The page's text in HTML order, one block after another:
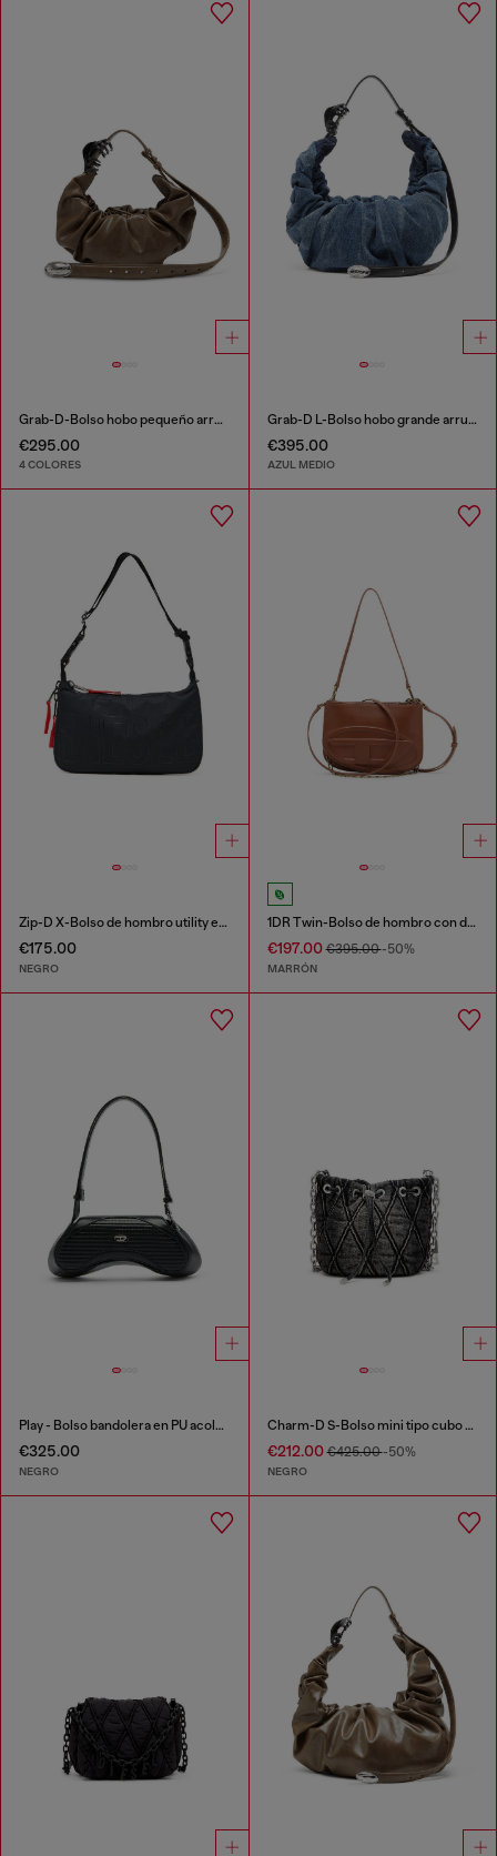
Grab-D-Bolso hobo pequeño arrugado
€295.00
4 COLORES
Grab-D L-Bolso hobo grande arrugado en denim tratado
€395.00
AZUL MEDIO
Zip-D X-Bolso de hombro utility expandible
€175.00
NEGRO
1DR Twin-Bolso de hombro con doble bolsillo en cuero pull-up
€197.00€395.00-50%
MARRÓN
Play - Bolso bandolera en PU acolchado perforado
€325.00
NEGRO
Charm-D S-Bolso mini tipo cubo en denim acolchado tratado
€212.00€425.00-50%
NEGRO